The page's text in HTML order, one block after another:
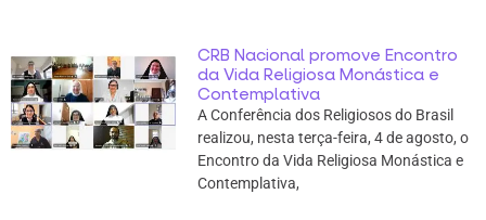
CRB Nacional promove Encontro
da Vida Religiosa Monástica e
Contemplativa
A Conferência dos Religiosos do Brasil
realizou, nesta terça-feira, 4 de agosto, o
Encontro da Vida Religiosa Monástica e
Contemplativa,